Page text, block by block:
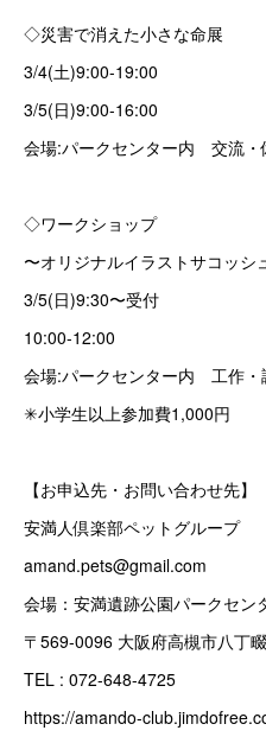
◇災害で消えた小さな命展
3/4(土)9:00-19:00
3/5(日)9:00-16:00
会場:パークセンター内 交流・
◇ワークショップ
〜オリジナルイラストサコッシ
3/5(日)9:30〜受付
10:00-12:00
会場:パークセンター内 工作・
✳小学生以上参加費1,000円
【お申込先・お問い合わせ先】
安満人倶楽部ペットグループ
amand.pets@gmail.com
会場：安満遺跡公園パークセン
〒569-0096 大阪府高槻市八丁
TEL : 072-648-4725
https://amando-